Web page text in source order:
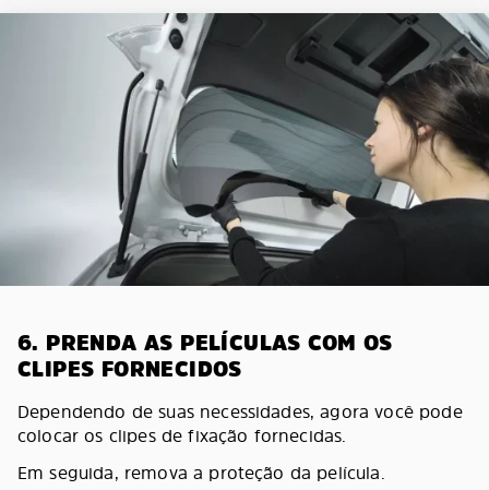
6. PRENDA AS PELÍCULAS COM OS
CLIPES FORNECIDOS
Dependendo de suas necessidades, agora você pode
colocar os clipes de fixação fornecidas.
Em seguida, remova a proteção da película.